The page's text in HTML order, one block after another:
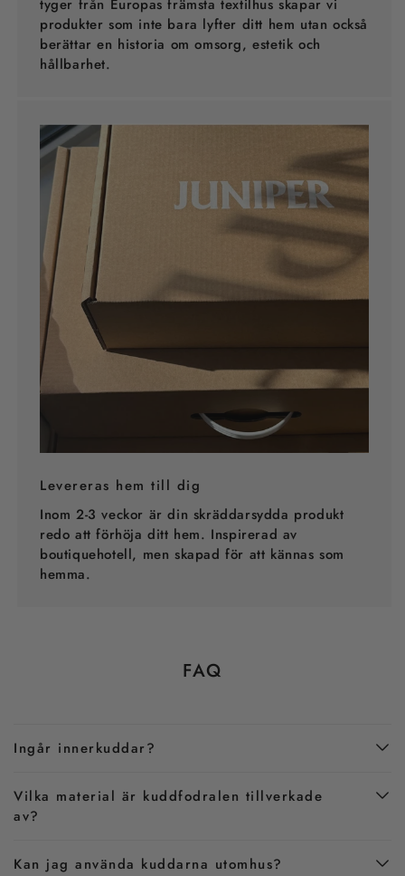
tyger från Europas främsta textilhus skapar vi
produkter som inte bara lyfter ditt hem utan också
berättar en historia om omsorg, estetik och
hållbarhet.
Levereras hem till dig
Inom 2-3 veckor är din skräddarsydda produkt
redo att förhöja ditt hem. Inspirerad av
boutiquehotell, men skapad för att kännas som
hemma.
FAQ
Ingår innerkuddar?
Vilka material är kuddfodralen tillverkade
av?
Kan jag använda kuddarna utomhus?